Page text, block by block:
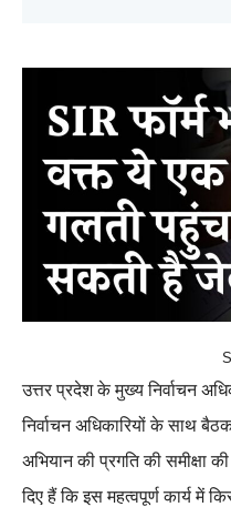
उत्तर प्रदेश के मुख्य निर्वाचन
निर्वाचन अधिकारियों के साथ
अभियान की प्रगति की समीक्षा
दिए हैं कि इस महत्वपूर्ण कार्य में